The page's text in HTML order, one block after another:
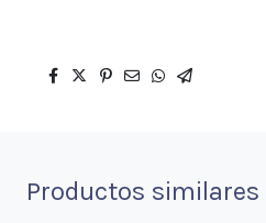
Productos similares